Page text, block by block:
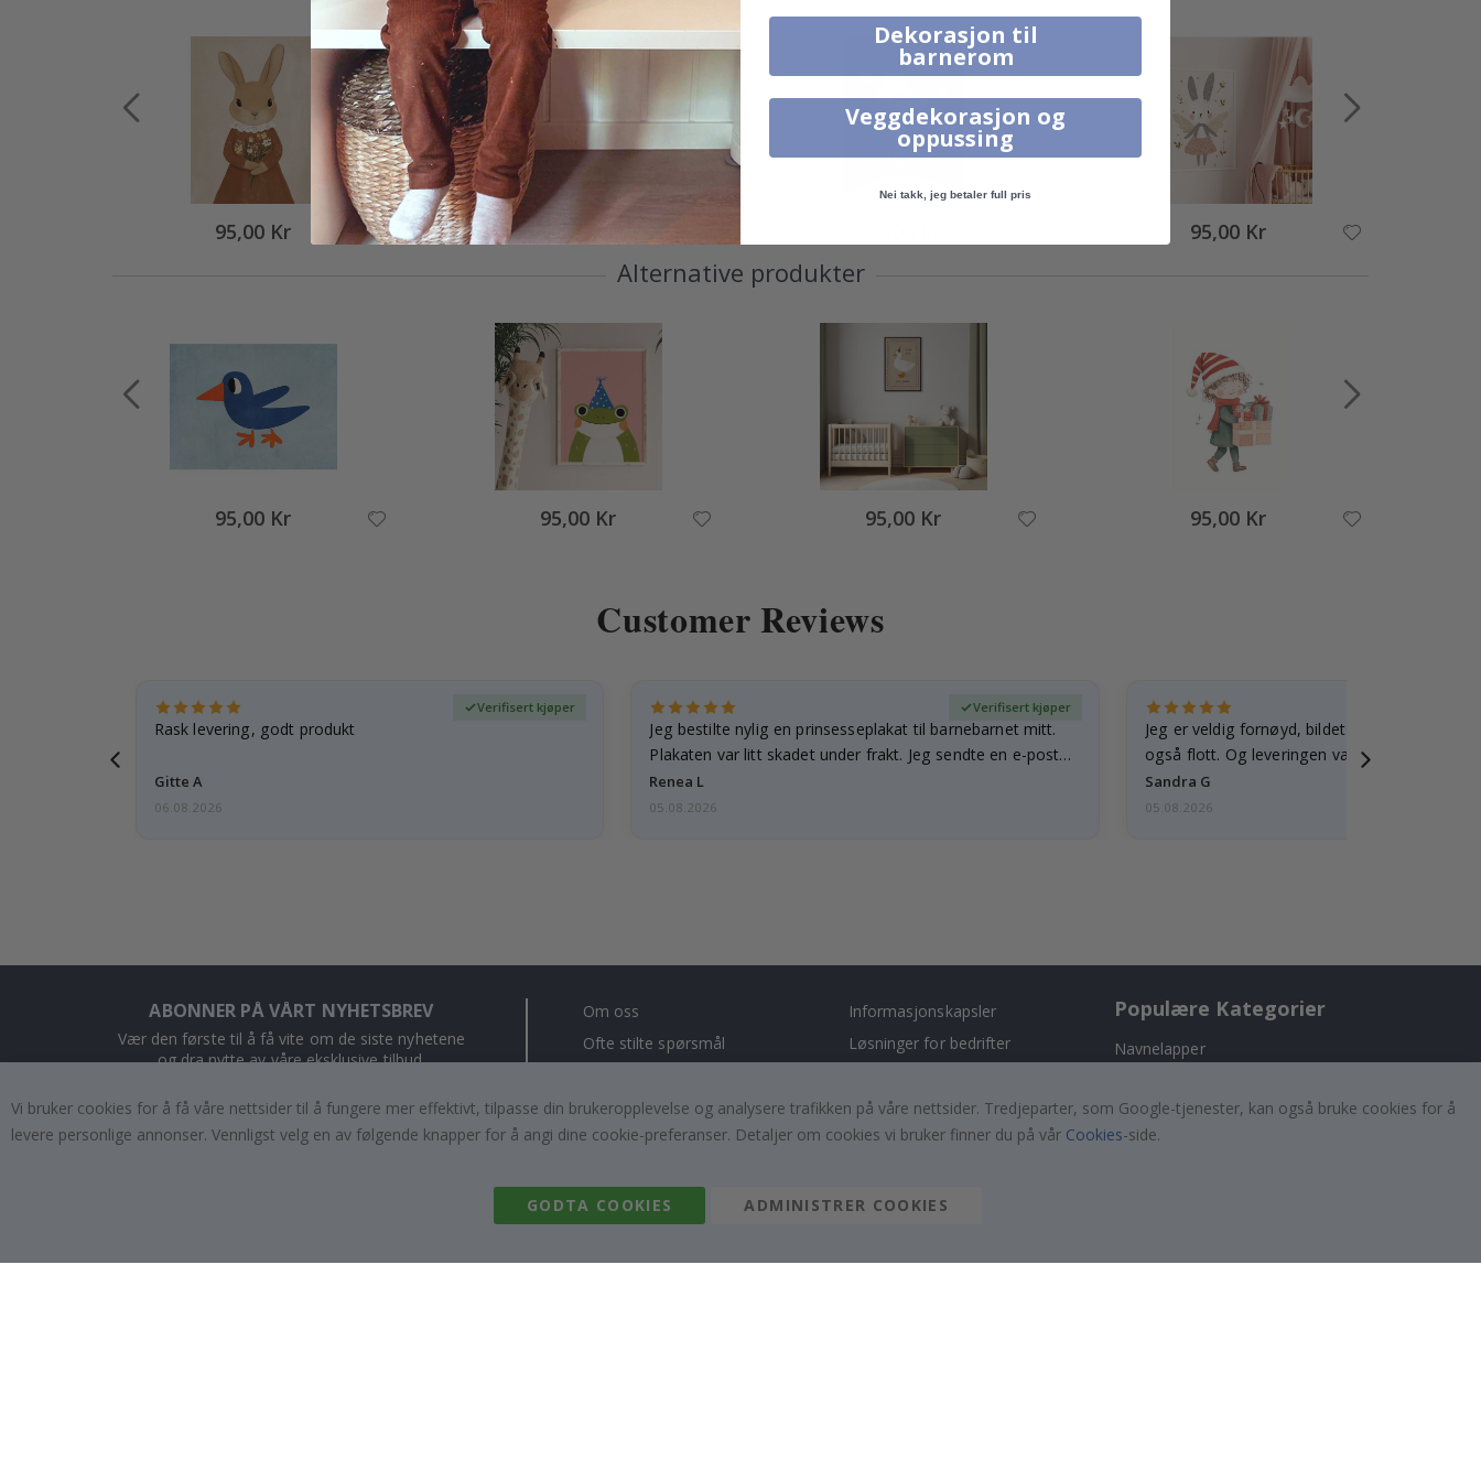
95,00 Kr 95,00 Kr 95,00 Kr
Alternative produkter
95,00 Kr 95,00 Kr 95,00 Kr 95,00 Kr
Customer Reviews
Rask levering, godt produkt
Gitte A
Verifisert kjøper
06.08.2026
Jeg bestilte nylig en prinsesseplakat til barnebarnet mitt.
Plakaten var litt skadet under frakt. Jeg sendte en e-post…
Renea L
Verifisert kjøper
05.08.2026
Jeg er veldig fornøyd, bildet er godt laget og
også flott. Og leveringen var rask.
Sandra G
05.08.2026
ABONNER PÅ VÅRT NYHETSBREV
Vær den første til å få vite om de siste nyhetene
og dra nytte av våre eksklusive tilbud.
ABONNER
To
Om oss
Ofte stilte spørsmål
Rett til å angre
Vilkår og betingelser
Informasjonskapsler
Løsninger for bedrifter
Anmeldelser
Samarbeid med oss!
Populære Kategorier
Navnelapper
Selvklebende fliser
Plakater
Vi bruker cookies for å få våre nettsider til å fungere mer effektivt, tilpasse din brukeropplevelse og analysere trafikken på våre nettsider. Tredjeparter, som Google-tjenester, kan også bruke cookies for å
levere personlige annonser. Vennligst velg en av følgende knapper for å angi dine cookie-preferanser. Detaljer om cookies vi bruker finner du på vår Cookies-side.
GODTA COOKIES ADMINISTRER COOKIES
Dekorasjon til
barnerom
Veggdekorasjon og
oppussing
Nei takk, jeg betaler full pris